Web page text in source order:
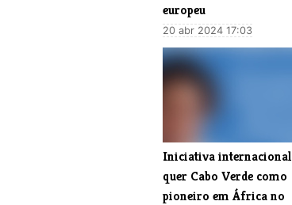
europeu
20 abr 2024 17:03
​Iniciativa internacional
quer Cabo Verde como
pioneiro em África no